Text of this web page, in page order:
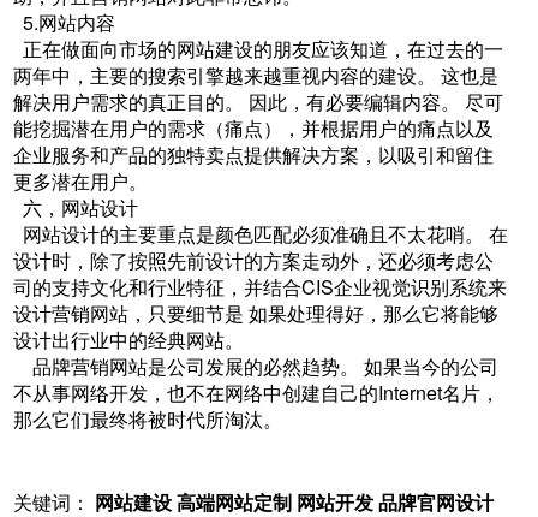
5.网站内容
正在做面向市场的网站建设的朋友应该知道，在过去的一
两年中，主要的搜索引擎越来越重视内容的建设。 这也是
解决用户需求的真正目的。 因此，有必要编辑内容。 尽可
能挖掘潜在用户的需求（痛点），并根据用户的痛点以及
企业服务和产品的独特卖点提供解决方案，以吸引和留住
更多潜在用户。
六，网站设计
网站设计的主要重点是颜色匹配必须准确且不太花哨。 在
设计时，除了按照先前设计的方案走动外，还必须考虑公
司的支持文化和行业特征，并结合CIS企业视觉识别系统来
设计营销网站，只要细节是 如果处理得好，那么它将能够
设计出行业中的经典网站。
品牌营销网站是公司发展的必然趋势。 如果当今的公司
不从事网络开发，也不在网络中创建自己的Internet名片，
那么它们最终将被时代所淘汰。
关键词： 网站建设 高端网站定制 网站开发 品牌官网设计